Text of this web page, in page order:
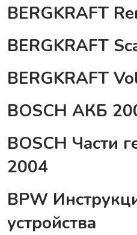
BERGKRAFT
BERGKRAFT
BERGKRAFT
BOSCH АКБ
BOSCH Части
2004
BPW
устройства